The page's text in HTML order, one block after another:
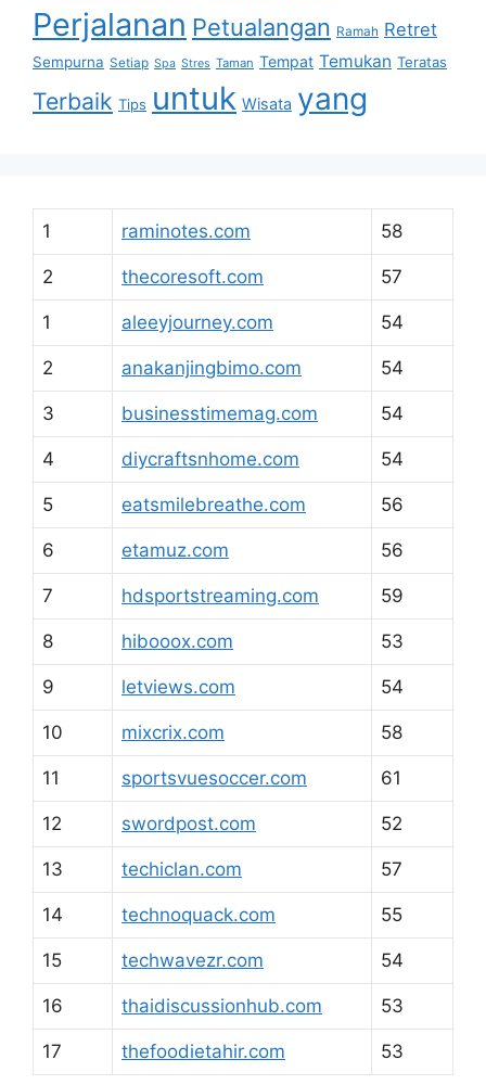
Perjalanan Petualangan Ramah Retret
Sempurna Setiap Spa Stres Taman Tempat Temukan Teratas
Terbaik Tips untuk Wisata yang
1 raminotes.com 58
2 thecoresoft.com 57
1 aleeyjourney.com 54
2 anakanjingbimo.com 54
3 businesstimemag.com 54
4 diycraftsnhome.com 54
5 eatsmilebreathe.com 56
6 etamuz.com 56
7 hdsportstreaming.com 59
8 hibooox.com 53
9 letviews.com 54
10 mixcrix.com 58
11 sportsvuesoccer.com 61
12 swordpost.com 52
13 techiclan.com 57
14 technoquack.com 55
15 techwavezr.com 54
16 thaidiscussionhub.com 53
17 thefoodietahir.com 53